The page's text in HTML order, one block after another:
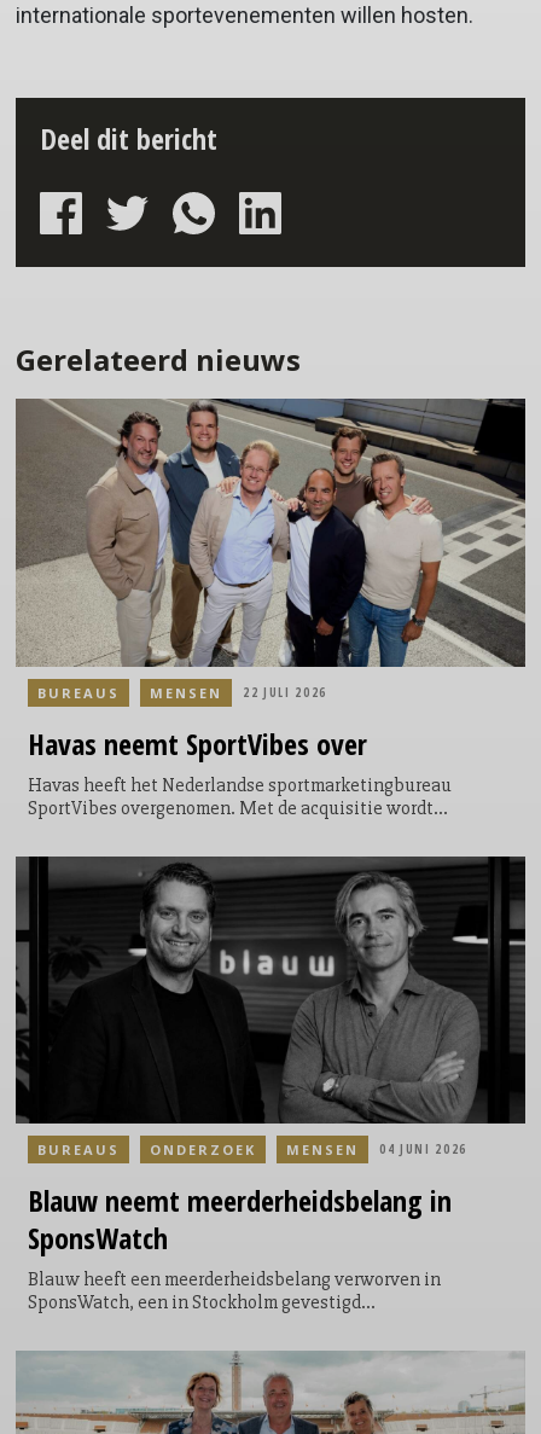
internationale sportevenementen willen hosten.
Deel dit bericht
Gerelateerd nieuws
Havas neemt SportVibes over
Havas heeft het Nederlandse sportmarketingbureau
SportVibes overgenomen. Met de acquisitie wordt
het bureau verder onder de naam SportVibes by Havas Play.
De overname moet de positie van Havas Play in de Benelux
versterken op het gebied van sportmarketing, live-
evenementen en merkactivaties binnen onder meer sport,
muziek, entertainment, kunst & cultuur, mode en gaming.
BUREAUS MENSEN 22 JULI 2026
Blauw neemt meerderheidsbelang in
SponsWatch
Blauw heeft een meerderheidsbelang verworven in
SponsWatch, een in Stockholm gevestigd
sponsoringexposure meet en waardeert. Met de overname
willen de bedrijven media-exposure en brand impact
samenbrengen in één geïntegreerd sponsorship
intelligence platform.
BUREAUS ONDERZOEK MENSEN 04 JUNI 2026